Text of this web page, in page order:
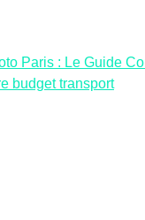
Paris : Le Guide
budget transport